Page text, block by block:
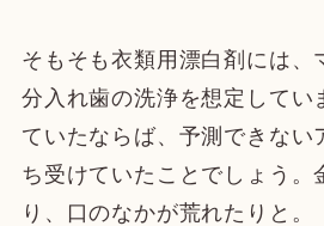
そもそも衣類用漂白剤には、
分入れ歯の洗浄を想定してい
ていたならば、予測できない
ち受けていたことでしょう。
り、口のなかが荒れたりと。